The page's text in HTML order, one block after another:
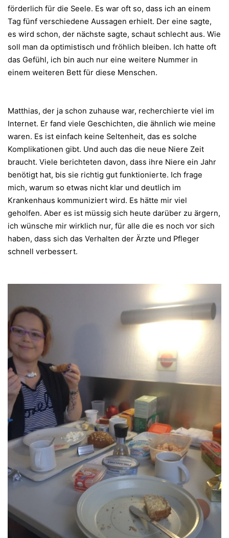
förderlich für die Seele. Es war oft so, dass ich an einem
Tag fünf verschiedene Aussagen erhielt. Der eine sagte,
es wird schon, der nächste sagte, schaut schlecht aus. Wie
soll man da optimistisch und fröhlich bleiben. Ich hatte oft
das Gefühl, ich bin auch nur eine weitere Nummer in
einem weiteren Bett für diese Menschen.
Matthias, der ja schon zuhause war, recherchierte viel im
Internet. Er fand viele Geschichten, die ähnlich wie meine
waren. Es ist einfach keine Seltenheit, das es solche
Komplikationen gibt. Und auch das die neue Niere Zeit
braucht. Viele berichteten davon, dass ihre Niere ein Jahr
benötigt hat, bis sie richtig gut funktionierte. Ich frage
mich, warum so etwas nicht klar und deutlich im
Krankenhaus kommuniziert wird. Es hätte mir viel
geholfen. Aber es ist müssig sich heute darüber zu ärgern,
ich wünsche mir wirklich nur, für alle die es noch vor sich
haben, dass sich das Verhalten der Ärzte und Pfleger
schnell verbessert.